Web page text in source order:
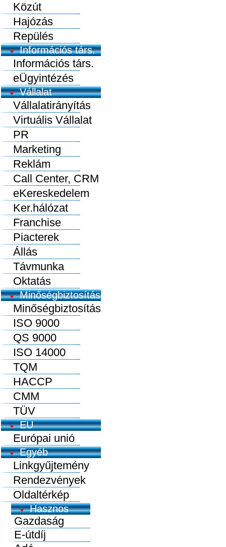
Közút
Hajózás
Repülés
Információs társ.
Információs társ.
eÜgyintézés
Vállalat
Vállalatirányítás
Virtuális Vállalat
PR
Marketing
Reklám
Call Center, CRM
eKereskedelem
Ker.hálózat
Franchise
Piacterek
Állás
Távmunka
Oktatás
Minőségbiztosítás
Minőségbiztosítás
ISO 9000
QS 9000
ISO 14000
TQM
HACCP
CMM
TÜV
EU
Európai unió
Egyéb
Linkgyűjtemény
Rendezvények
Oldaltérkép